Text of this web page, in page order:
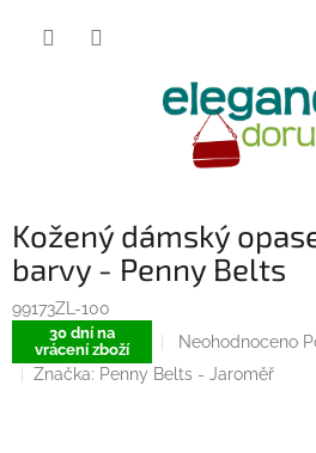
Kožený dámský
barvy - Penny Belts
99173ZL-100
30 dní na
vrácení zboží
Průměrné
hodnocení
produktu
Neohodnoceno
Značka: Penny Belts - Jaroměř